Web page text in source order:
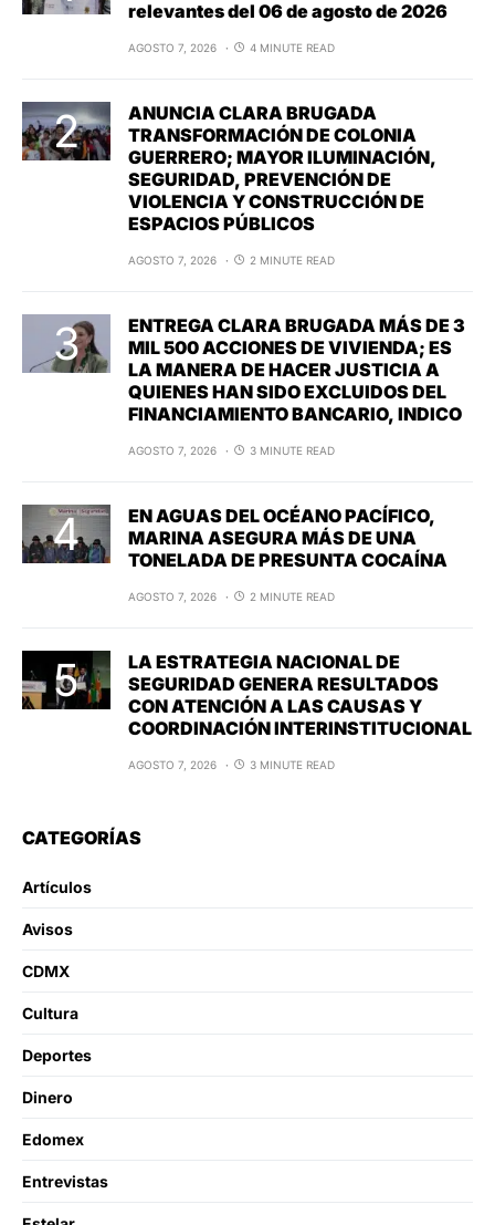
relevantes del 06 de agosto de 2026
AGOSTO 7, 2026 4 MINUTE READ
ANUNCIA CLARA BRUGADA
TRANSFORMACIÓN DE COLONIA
GUERRERO; MAYOR ILUMINACIÓN,
SEGURIDAD, PREVENCIÓN DE
VIOLENCIA Y CONSTRUCCIÓN DE
ESPACIOS PÚBLICOS
AGOSTO 7, 2026 2 MINUTE READ
ENTREGA CLARA BRUGADA MÁS DE 3
MIL 500 ACCIONES DE VIVIENDA; ES
LA MANERA DE HACER JUSTICIA A
QUIENES HAN SIDO EXCLUIDOS DEL
FINANCIAMIENTO BANCARIO, INDICO
AGOSTO 7, 2026 3 MINUTE READ
EN AGUAS DEL OCÉANO PACÍFICO,
MARINA ASEGURA MÁS DE UNA
TONELADA DE PRESUNTA COCAÍNA
AGOSTO 7, 2026 2 MINUTE READ
LA ESTRATEGIA NACIONAL DE
SEGURIDAD GENERA RESULTADOS
CON ATENCIÓN A LAS CAUSAS Y
COORDINACIÓN INTERINSTITUCIONAL
AGOSTO 7, 2026 3 MINUTE READ
CATEGORÍAS
Artículos
Avisos
CDMX
Cultura
Deportes
Dinero
Edomex
Entrevistas